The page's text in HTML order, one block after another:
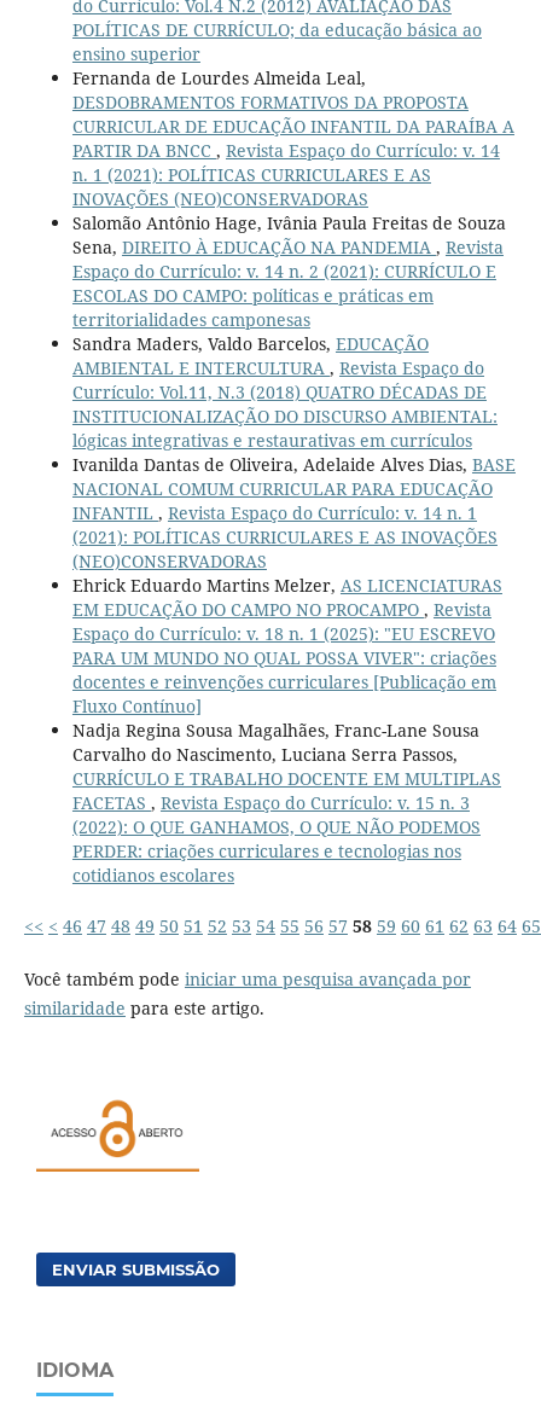
do Currículo: Vol.4 N.2 (2012) AVALIAÇÃO DAS
POLÍTICAS DE CURRÍCULO; da educação básica ao
ensino superior
Fernanda de Lourdes Almeida Leal,
DESDOBRAMENTOS FORMATIVOS DA PROPOSTA
CURRICULAR DE EDUCAÇÃO INFANTIL DA PARAÍBA A
PARTIR DA BNCC , Revista Espaço do Currículo: v. 14
n. 1 (2021): POLÍTICAS CURRICULARES E AS
INOVAÇÕES (NEO)CONSERVADORAS
Salomão Antônio Hage, Ivânia Paula Freitas de Souza
Sena, DIREITO À EDUCAÇÃO NA PANDEMIA , Revista
Espaço do Currículo: v. 14 n. 2 (2021): CURRÍCULO E
ESCOLAS DO CAMPO: políticas e práticas em
territorialidades camponesas
Sandra Maders, Valdo Barcelos, EDUCAÇÃO
AMBIENTAL E INTERCULTURA , Revista Espaço do
Currículo: Vol.11, N.3 (2018) QUATRO DÉCADAS DE
INSTITUCIONALIZAÇÃO DO DISCURSO AMBIENTAL:
lógicas integrativas e restaurativas em currículos
Ivanilda Dantas de Oliveira, Adelaide Alves Dias, BASE
NACIONAL COMUM CURRICULAR PARA EDUCAÇÃO
INFANTIL , Revista Espaço do Currículo: v. 14 n. 1
(2021): POLÍTICAS CURRICULARES E AS INOVAÇÕES
(NEO)CONSERVADORAS
Ehrick Eduardo Martins Melzer, AS LICENCIATURAS
EM EDUCAÇÃO DO CAMPO NO PROCAMPO , Revista
Espaço do Currículo: v. 18 n. 1 (2025): "EU ESCREVO
PARA UM MUNDO NO QUAL POSSA VIVER": criações
docentes e reinvenções curriculares [Publicação em
Fluxo Contínuo]
Nadja Regina Sousa Magalhães, Franc-Lane Sousa
Carvalho do Nascimento, Luciana Serra Passos,
CURRÍCULO E TRABALHO DOCENTE EM MULTIPLAS
FACETAS , Revista Espaço do Currículo: v. 15 n. 3
(2022): O QUE GANHAMOS, O QUE NÃO PODEMOS
PERDER: criações curriculares e tecnologias nos
cotidianos escolares
<< < 46 47 48 49 50 51 52 53 54 55 56 57 58 59 60 61 62 63 64 65
Você também pode iniciar uma pesquisa avançada por
similaridade para este artigo.
ENVIAR SUBMISSÃO
IDIOMA